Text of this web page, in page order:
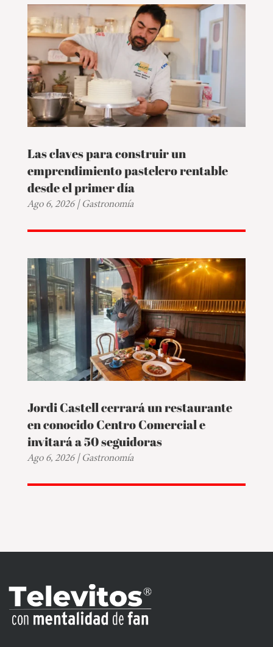
Las claves para construir un
emprendimiento pastelero rentable
desde el primer día
Ago 6, 2026|Gastronomía
Jordi Castell cerrará un restaurante
en conocido Centro Comercial e
invitará a 50 seguidoras
Ago 6, 2026|Gastronomía